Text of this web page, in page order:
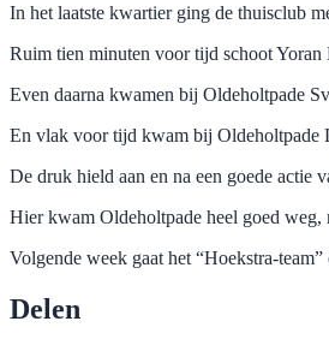
In het laatste kwartier ging de thuisclub
Ruim tien minuten voor tijd schoot
Even daarna kwamen bij Oldeholtpade
En vlak voor tijd kwam bij Oldeholtpade
De druk hield aan en na een goede actie
Hier kwam Oldeholtpade heel goed weg,
Volgende week gaat het “Hoekstra-
Delen